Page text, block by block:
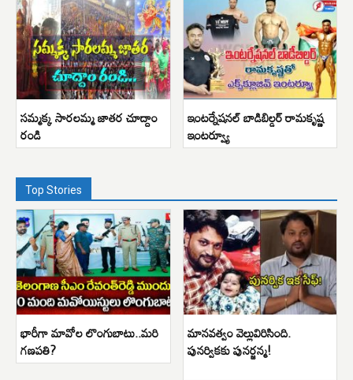
సమ్మక్క సారలమ్మ జాతర చూద్దాం
రండి
ఇంటర్నేషనల్ బాడిబిల్డర్ రామకృష్ణ
ఇంటర్వ్యూ
Top Stories
భారీగా మావోల లొంగుబాటు..మరి
గణపతి?
మానవత్వం వెల్లువిరిసింది.
పునర్వికకు పునర్జన్మ!